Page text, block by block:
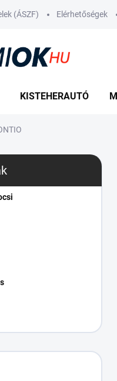
(ÁSZF) Elérhetőségek
KISTEHERAUTÓ